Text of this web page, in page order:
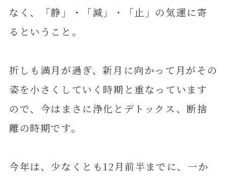
なく、「静」・「減」・「止」の気運に寄
るということ。
折しも満月が過ぎ、新月に向かって月がその
姿を小さくしていく時期と重なっています
ので、今はまさに浄化とデトックス、断捨
離の時期です。
今年は、少なくとも12月前半までに、一か